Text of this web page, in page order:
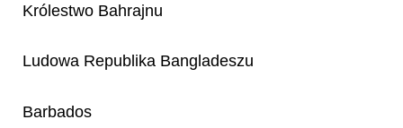
Królestwo Bahrajnu
Ludowa Republika Bangladeszu
Barbados